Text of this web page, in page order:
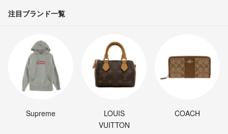
注目ブランド一覧
Supreme
LOUIS
VUITTON
COACH